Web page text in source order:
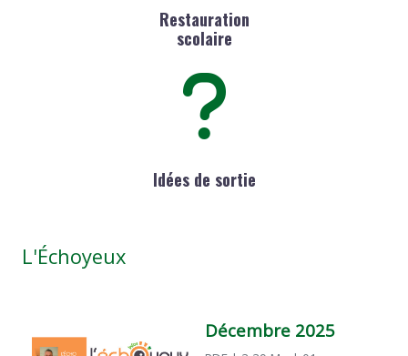
Restauration
scolaire
Idées de sortie
L'Échoyeux
Décembre 2025